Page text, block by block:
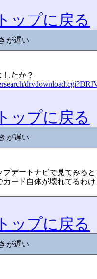
ップに戻る
が遅い
したか？
ップに戻る
が遅い
デートナビで見てみる
ード自体が壊れてるわ
ップに戻る
が遅い